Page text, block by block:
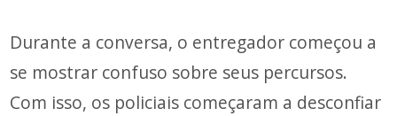
Durante a conversa, o entregador começou a
se mostrar confuso sobre seus percursos.
Com isso, os policiais começaram a desconfiar